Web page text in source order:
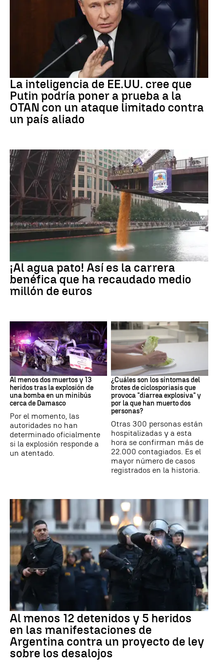
La inteligencia de EE.UU. cree que
Putin podría poner a prueba a la
OTAN con un ataque limitado contra
un país aliado
¡Al agua pato! Así es la carrera
benéfica que ha recaudado medio
millón de euros
SIRIA
Al menos dos muertos y 13
heridos tras la explosión de
una bomba en un minibús
cerca de Damasco
Por el momento, las
autoridades no han
determinado oficialmente
si la explosión responde a
un atentado.
Brote
¿Cuáles son los síntomas del
brotes de ciclosporiasis que
provoca "diarrea explosiva" y
por la que han muerto dos
personas?
Otras 300 personas están
hospitalizadas y a esta
hora se confirman más de
22.000 contagiados. Es el
mayor número de casos
registrados en la historia.
Al menos 12 detenidos y 5 heridos
en las manifestaciones de
Argentina contra un proyecto de ley
sobre los desalojos